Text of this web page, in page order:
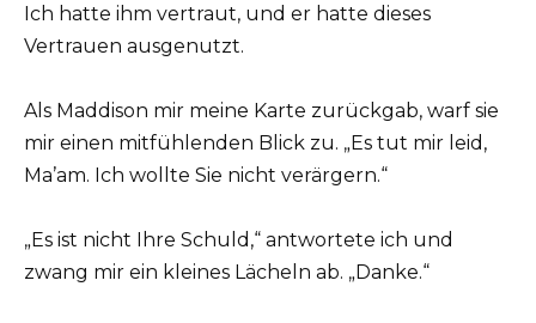
Ich hatte ihm vertraut, und er hatte dieses
Vertrauen ausgenutzt.
Als Maddison mir meine Karte zurückgab, warf sie
mir einen mitfühlenden Blick zu. „Es tut mir leid,
Ma’am. Ich wollte Sie nicht verärgern.“
„Es ist nicht Ihre Schuld,“ antwortete ich und
zwang mir ein kleines Lächeln ab. „Danke.“